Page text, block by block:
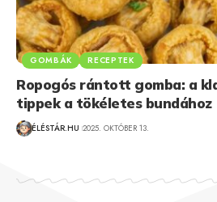
GOMBÁK RECEPTEK
Ropogós rántott gomba: a
tippek a tökéletes bundához
ÉLÉSTÁR.HU 2025. OKTÓBER 13.